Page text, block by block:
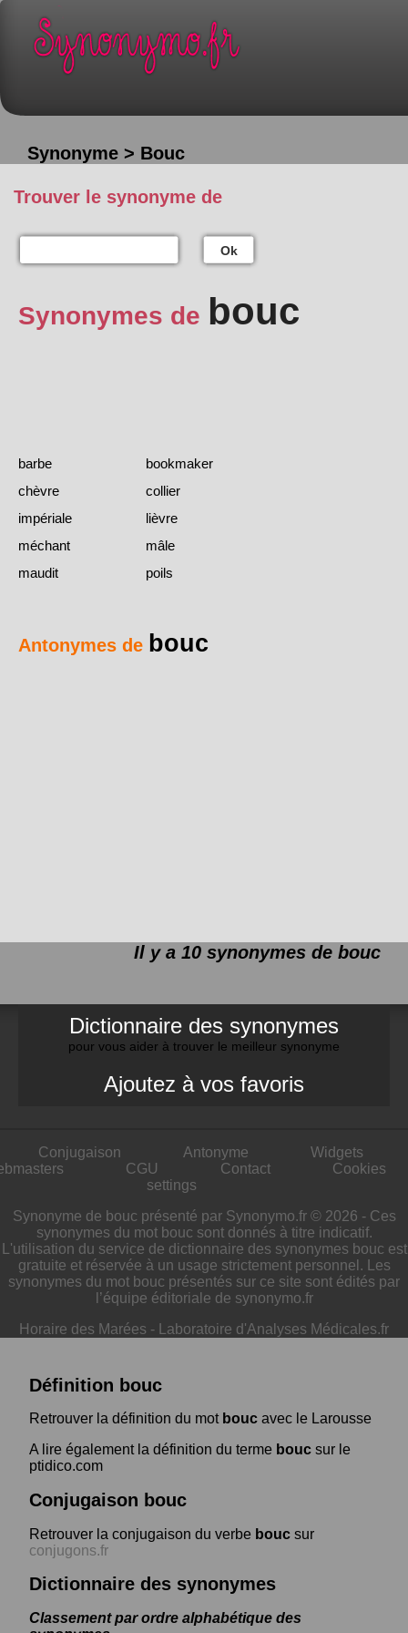
Synonyme > Bouc
Trouver le synonyme de
Ok
Synonymes de bouc
barbe
bookmaker
chèvre
collier
impériale
lièvre
méchant
mâle
maudit
poils
Antonymes de bouc
Il y a 10 synonymes de bouc
Dictionnaire des synonymes
pour vous aider à trouver le meilleur synonyme
Ajoutez à vos favoris
Conjugaison Antonyme
Widgets
CGU Contact
Cookies
settings
Synonyme de bouc présenté par Synonymo.fr © 2026 - Ces
synonymes du mot bouc sont donnés à titre indicatif.
L'utilisation du service de dictionnaire des synonymes bouc est
gratuite et réservée à un usage strictement personnel. Les
synonymes du mot bouc présentés sur ce site sont édités par
l’équipe éditoriale de synonymo.fr
Horaire des Marées - Laboratoire d'Analyses Médicales.fr
Définition bouc
Retrouver la définition du mot bouc avec le Larousse
A lire également la définition du terme bouc sur le
ptidico.com
Conjugaison bouc
Retrouver la conjugaison du verbe bouc sur
conjugons.fr
Dictionnaire des synonymes
Classement par ordre alphabétique des